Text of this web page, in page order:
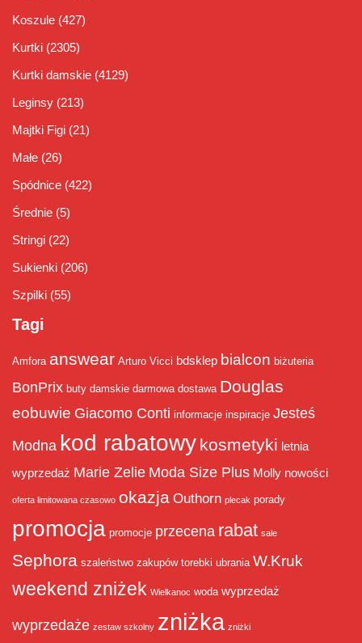
Koszule (427)
Kurtki (2305)
Kurtki damskie (4129)
Leginsy (213)
Majtki Figi (21)
Małe (26)
Spódnice (422)
Średnie (5)
Stringi (22)
Sukienki (206)
Szpilki (55)
Tagi
Amfora answear Arturo Vicci bdsklep bialcon biżuteria
BonPrix buty damskie darmowa dostawa Douglas
eobuwie Giacomo Conti informacje inspiracje Jesteś
Modna kod rabatowy kosmetyki letnia
wyprzedaż Marie Zelie Moda Size Plus Molly nowości
oferta limitowana czasowo okazja Outhorn plecak porady
promocja promocje przecena rabat sale
Sephora szaleństwo zakupów torebki ubrania W.Kruk
weekend zniżek Wielkanoc woda wyprzedaż
wyprzedaże zestaw szkolny zniżka zniżki